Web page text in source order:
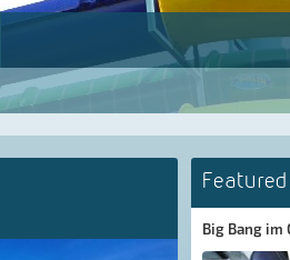
Big Bang im